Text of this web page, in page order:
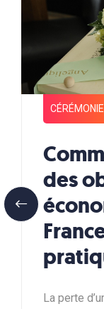
des
La perte